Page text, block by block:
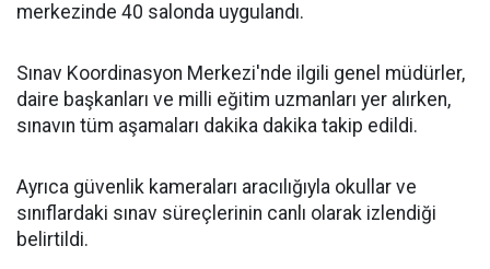
merkezinde 40 salonda uygulandı.
Sınav Koordinasyon Merkezi'nde ilgili genel müdürler,
daire başkanları ve milli eğitim uzmanları yer alırken,
sınavın tüm aşamaları dakika dakika takip edildi.
Ayrıca güvenlik kameraları aracılığıyla okullar ve
sınıflardaki sınav süreçlerinin canlı olarak izlendiği
belirtildi.